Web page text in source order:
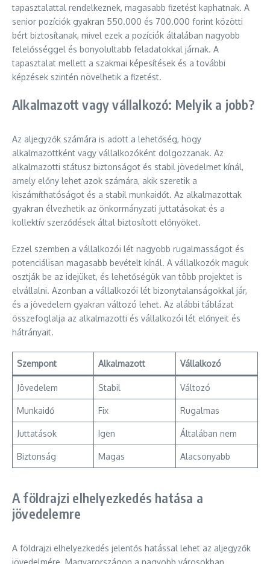
tapasztalattal rendelkeznek, magasabb fizetést kaphatnak. A
senior pozíciók gyakran 550.000 és 700.000 forint közötti
bért biztosítanak, mivel ezek a pozíciók általában nagyobb
felelősséggel és bonyolultabb feladatokkal járnak. A
tapasztalat mellett a szakmai képesítések és a további
képzések szintén növelhetik a fizetést.
Alkalmazott vagy vállalkozó: Melyik a jobb?
Az aljegyzők számára is adott a lehetőség, hogy
alkalmazottként vagy vállalkozóként dolgozzanak. Az
alkalmazotti státusz biztonságot és stabil jövedelmet kínál,
amely előny lehet azok számára, akik szeretik a
kiszámíthatóságot és a stabil munkaidőt. Az alkalmazottak
gyakran élvezhetik az önkormányzati juttatásokat és a
kollektív szerződések által biztosított előnyöket.
Ezzel szemben a vállalkozói lét nagyobb rugalmasságot és
potenciálisan magasabb bevételt kínál. A vállalkozók maguk
osztják be az idejüket, és lehetőségük van több projektet is
elvállalni. Azonban a vállalkozói lét bizonytalanságokkal jár,
és a jövedelem gyakran változó lehet. Az alábbi táblázat
összefoglalja az alkalmazotti és vállalkozói lét előnyeit és
hátrányait.
Szempont Alkalmazott Vállalkozó
Jövedelem Stabil Változó
Munkaidő Fix Rugalmas
Juttatások Igen Általában nem
Biztonság Magas Alacsonyabb
A földrajzi elhelyezkedés hatása a
jövedelemre
A földrajzi elhelyezkedés jelentős hatással lehet az aljegyzők